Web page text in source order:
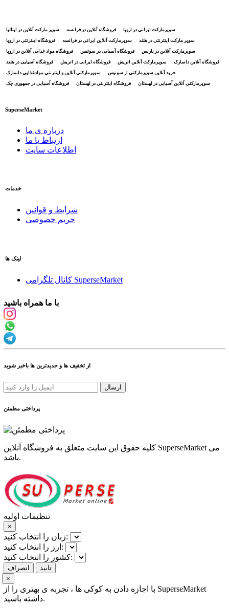
سوپر مارکت آنلاین در ایتالیا فروشگاه آنلاین در فرانسه سوپرمارکت ایرانی در اروپا
فروشگاه اینترنتی در اروپا سوپرمارکت آنلاین ایرانی در فرانسه سوپر مارکت اینترنتی در هلند
فروشگاه مواد غذایی آنلاین در اروپا فروشگاه آسیایی در سوئیس سوپرمارکت آنلاین در پاریس
فروشگاه آسیایی در هلند فروشگاه ایرانی در اتریش سوپرمارکت آنلاین اتریش فروشگاه آنلاین دانمارک
سوپرمارکتی آنلاین و اینترنتی موادغذایی دانمارک خرید آنلاین سوپرمارکتی از سونیس
فروشگاه آسیایی در جمهوری چک فروشگاه اینترنتی در لهستان سوپرمارکتی آنلاین آسیایی در لهستان
SuperseMarket
درباره ی ما
ارتباط با ما
اطلاعات سایت
خدمات
شرایط و قوانین
حریم خصوصی
لینک ها
کانال تلگرامی SuperseMarket
با ما همراه باشید
از تخفیف ها و جدیدترین ها باخبر شوید
ارسال
پرداختی مطمئن
کلیه حقوق این سایت متعلق به فروشگاه آنلاین SuperseMarket می
باشد.
تنظیمات اولیه
×
زبان را انتخاب کنید:
ارز را انتخاب کنید:
کشور را انتخاب کنید:
انصراف
تایید
×
با اجازه دادن به کوکی ها ، تجربه ی بهتری را از SuperseMarket
داشته باشید.